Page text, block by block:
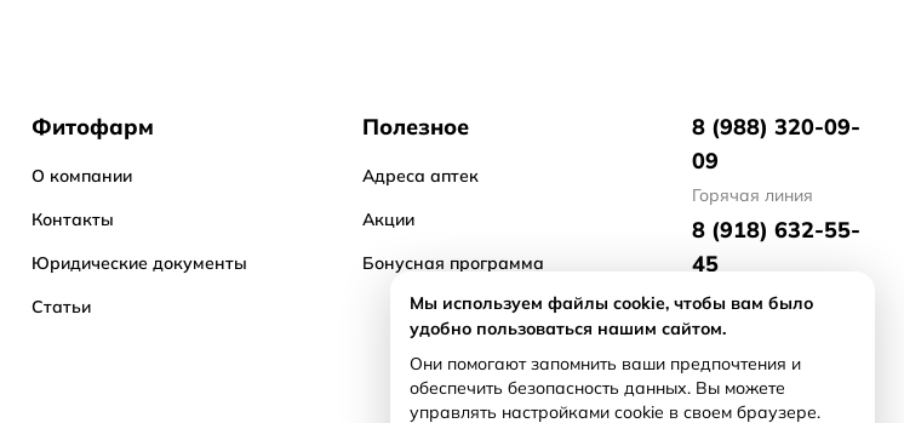
Фитофарм
О компании
Контакты
Юридические документы
Статьи
Полезное
Адреса аптек
Акции
Бонусная программа
8 (988) 320-09-
09
Горячая линия
8 (918) 632-55-
45
отдел маркетинга
8 (918) 476-21-
71
арендодателям/
Мы используем файлы cookie, чтобы вам было
удобно пользоваться нашим сайтом.
Они помогают запомнить ваши предпочтения и
обеспечить безопасность данных. Вы можете
управлять настройками cookie в своем браузере.